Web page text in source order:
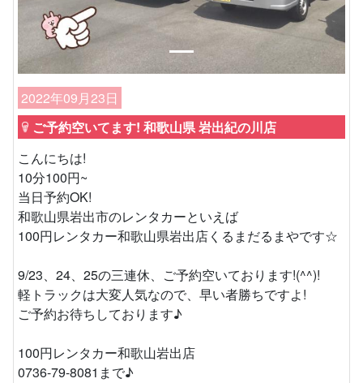
2022年09月23日
ご予約空いてます! 和歌山県 岩出紀の川店
こんにちは!
10分100円~
当日予約OK!
和歌山県岩出市のレンタカーといえば
100円レンタカー和歌山県岩出店くるまだるまやです☆
9/23、24、25の三連休、ご予約空いております!(^^)!
軽トラックは大変人気なので、早い者勝ちですよ!
ご予約お待ちしております♪
100円レンタカー和歌山岩出店
0736-79-8081まで♪